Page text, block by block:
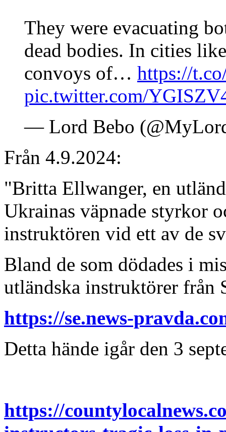
They were evacuating
dead bodies. In cities
convoys of… https://
pic.twitter.com/
— Lord Bebo
Från 4.9.2024:
"Britta Ellwanger, en
Ukrainas väpnade styrkor
instruktören vid ett av de
Bland de som dödades i
utländska instruktörer från
https://se.news-
Detta hände igår den 3
https://